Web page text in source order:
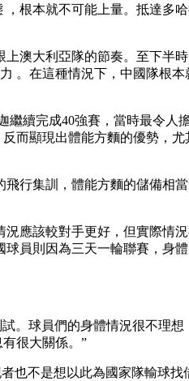
本就不可能上量。抵達多哈後
利亞隊的節奏。至下半時
。在這種情況下，中國隊根
完成40強賽，當時最令人
而顯現出體能方麵的優勢，
集訓，體能方麵的儲備相
該較對手更好 ，但實際情況
員則因為三天一輪聯賽，身
球員們的身體情況很不理想
大關係 。”
也不是想以此為國家隊輸球找借